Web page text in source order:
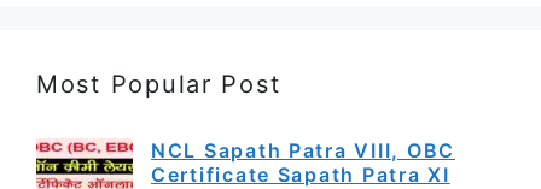
Most Popular Post
NCL Sapath Patra VIII, OBC
Certificate Sapath Patra XI